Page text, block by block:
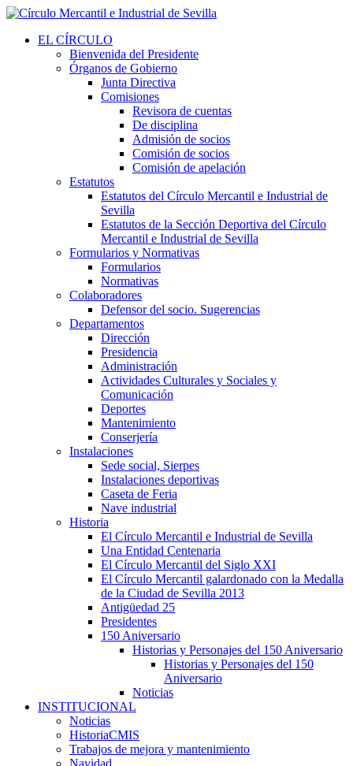
EL CÍRCULO
Bienvenida del Presidente
Órganos de Gobierno
Junta Directiva
Comisiones
Revisora de cuentas
De disciplina
Admisión de socios
Comisión de socios
Comisión de apelación
Estatutos
Estatutos del Círculo Mercantil e Industrial de
Sevilla
Estatutos de la Sección Deportiva del Círculo
Mercantil e Industrial de Sevilla
Formularios y Normativas
Formularios
Normativas
Colaboradores
Defensor del socio. Sugerencias
Departamentos
Dirección
Presidencia
Administración
Actividades Culturales y Sociales y
Comunicación
Deportes
Mantenimiento
Conserjería
Instalaciones
Sede social, Sierpes
Instalaciones deportivas
Caseta de Feria
Nave industrial
Historia
El Círculo Mercantil e Industrial de Sevilla
Una Entidad Centenaria
El Círculo Mercantil del Siglo XXI
El Círculo Mercantil galardonado con la Medalla
de la Ciudad de Sevilla 2013
Antigüedad 25
Presidentes
150 Aniversario
Historias y Personajes del 150 Aniversario
Historias y Personajes del 150
Aniversario
Noticias
INSTITUCIONAL
Noticias
HistoriaCMIS
Trabajos de mejora y mantenimiento
Navidad